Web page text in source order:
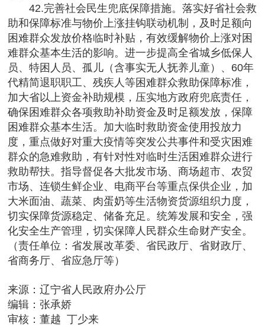
42.完善社会民生兜底保障措施。落实好省社会救
助和保障标准与物价上涨挂钩联动机制，及时足额向
困难群众发放价格临时补贴，有效缓解物价上涨对困
难群众基本生活的影响。进一步提高全省城乡低保人
员、特困人员、孤儿（含事实无人抚养儿童）、60年
代精简退职职工、残疾人等困难群众救助保障标准，
加大省以上资金补助规模，压实地方政府兜底责任，
确保困难群众各项救助补助资金及时足额发放，保障
困难群众基本生活。加大临时救助资金使用投放力
度，重点做好对重大疫情等突发公共事件和受灾困难
群众的急难救助，有针对性对临时生活困难群众进行
救助帮扶。指导督促各大批发市场、商场超市、农贸
市场、连锁生鲜企业、电商平台等重点保供企业，加
大米面油、蔬菜、肉蛋奶等生活物资货源组织力度，
切实保障货源稳定、储备充足。统筹发展和安全，强
化安全生产管理，切实保障人民群众生命财产安全。
（责任单位：省发展改革委、省民政厅、省财政厅、
省商务厅、省应急厅等）
来源：辽宁省人民政府办公厅
编辑：张承娇
审核：董越 丁少来